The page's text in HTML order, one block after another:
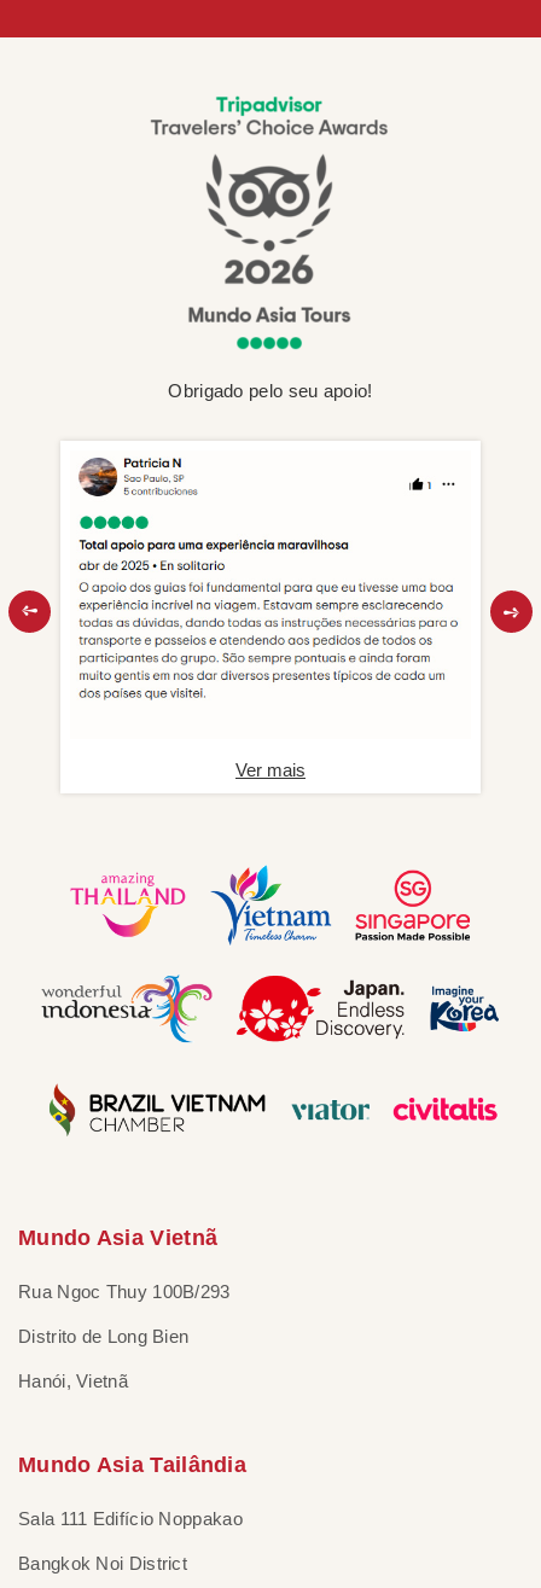
Obrigado pelo seu apoio!
Ver mais
Mundo Asia Vietnã
Rua Ngoc Thuy 100B/293
Distrito de Long Bien
Hanói, Vietnã
Mundo Asia Tailândia
Sala 111 Edifício Noppakao
Bangkok Noi District